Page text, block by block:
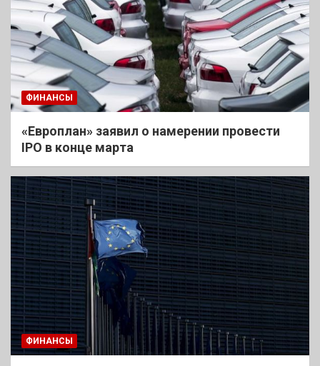
ФИНАНСЫ
«Европлан» заявил о намерении провести
IPO в конце марта
ФИНАНСЫ